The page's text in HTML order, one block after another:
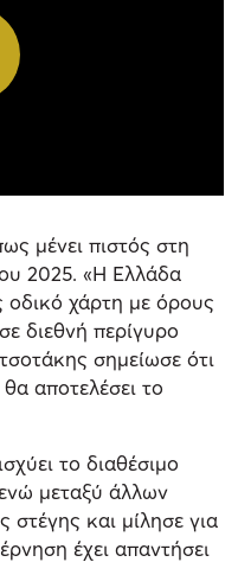
μένει πιστός στη
2025. «Η Ελλάδα
οδικό χάρτη με όρους
διεθνή περίγυρο
σημείωσε ότι
αποτελέσει το
το διαθέσιμο
μεταξύ άλλων
και μίλησε για
έχει απαντήσει